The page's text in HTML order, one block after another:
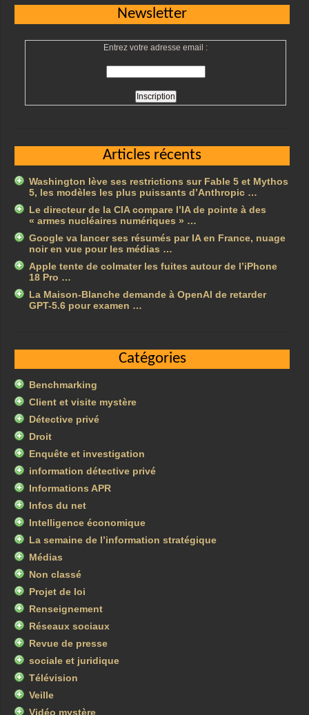
Newsletter
Entrez votre adresse email :
Articles récents
Washington lève ses restrictions sur Fable 5 et Mythos
5, les modèles les plus puissants d’Anthropic …
Le directeur de la CIA compare l’IA de pointe à des
« armes nucléaires numériques » …
Google va lancer ses résumés par IA en France, nuage
noir en vue pour les médias …
Apple tente de colmater les fuites autour de l’iPhone
18 Pro …
La Maison-Blanche demande à OpenAI de retarder
GPT-5.6 pour examen …
Catégories
Benchmarking
Client et visite mystère
Détective privé
Droit
Enquête et investigation
information détective privé
Informations APR
Infos du net
Intelligence économique
La semaine de l’information stratégique
Médias
Non classé
Projet de loi
Renseignement
Réseaux sociaux
Revue de presse
sociale et juridique
Télévision
Veille
Vidéo mystère